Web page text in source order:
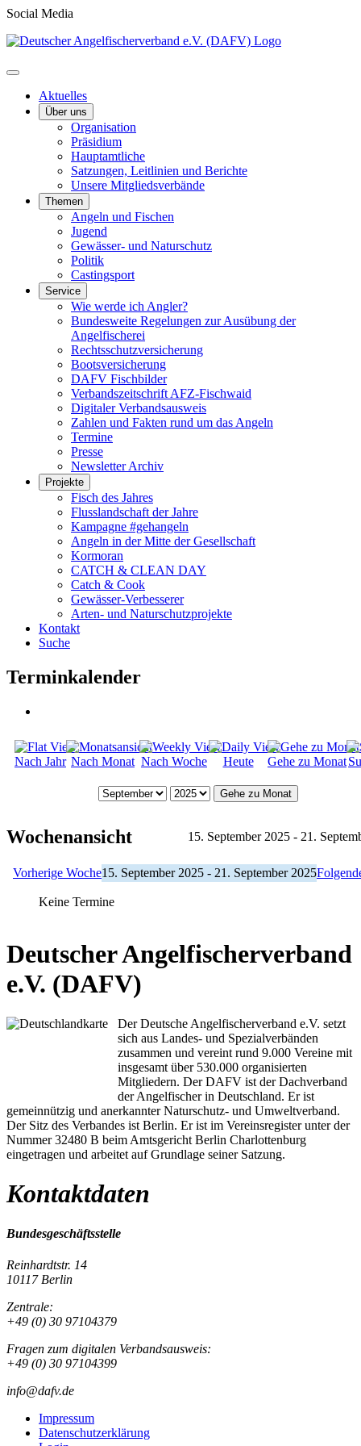
Social Media
Aktuelles
Über uns
Organisation
Präsidium
Hauptamtliche
Satzungen, Leitlinien und Berichte
Unsere Mitgliedsverbände
Themen
Angeln und Fischen
Jugend
Gewässer- und Naturschutz
Politik
Castingsport
Service
Wie werde ich Angler?
Bundesweite Regelungen zur Ausübung der
Angelfischerei
Rechtsschutzversicherung
Bootsversicherung
DAFV Fischbilder
Verbandszeitschrift AFZ-Fischwaid
Digitaler Verbandsausweis
Zahlen und Fakten rund um das Angeln
Termine
Presse
Newsletter Archiv
Projekte
Fisch des Jahres
Flusslandschaft der Jahre
Kampagne #gehangeln
Angeln in der Mitte der Gesellschaft
Kormoran
CATCH & CLEAN DAY
Catch & Cook
Gewässer-Verbesserer
Arten- und Naturschutzprojekte
Kontakt
Suche
Terminkalender
Nach Jahr Nach Monat Nach Woche Heute Gehe zu Monat
Gehe zu Monat
Wochenansicht 15. September 2025 - 21.
Vorherige Woche15. September 2025 - 21. September 2025
Keine Termine
Deutscher Angelfischerverband
e.V. (DAFV)
Der Deutsche Angelfischerverband e.V. setzt
sich aus Landes- und Spezialverbänden
zusammen und vereint rund 9.000 Vereine mit
insgesamt über 530.000 organisierten
Mitgliedern. Der DAFV ist der Dachverband
der Angelfischer in Deutschland. Er ist
gemeinnützig und anerkannter Naturschutz- und Umweltverband.
Der Sitz des Verbandes ist Berlin. Er ist im Vereinsregister unter der
Nummer 32480 B beim Amtsgericht Berlin Charlottenburg
eingetragen und arbeitet auf Grundlage seiner Satzung.
Kontaktdaten
Bundesgeschäftsstelle
Reinhardtstr. 14
10117 Berlin
Zentrale:
+49 (0) 30 97104379
Fragen zum digitalen Verbandsausweis:
+49 (0) 30 97104399
info@dafv.de
Impressum
Datenschutzerklärung